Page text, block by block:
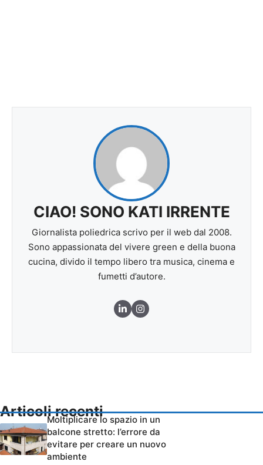
CIAO! SONO KATI IRRENTE
Giornalista poliedrica scrivo per il web dal 2008.
Sono appassionata del vivere green e della buona
cucina, divido il tempo libero tra musica, cinema e
fumetti d’autore.
Articoli recenti
Moltiplicare lo spazio in un
balcone stretto: l’errore da
evitare per creare un nuovo
ambiente